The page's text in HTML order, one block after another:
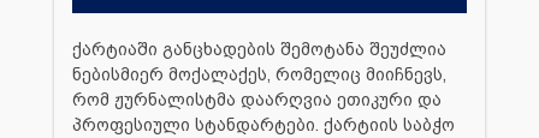
ქარტიაში განცხადების შემოტანა შეუძლია
ნებისმიერ მოქალაქეს, რომელიც მიიჩნევს,
რომ ჟურნალისტმა დაარღვია ეთიკური და
პროფესიული სტანდარტები. ქარტიის საბჭო